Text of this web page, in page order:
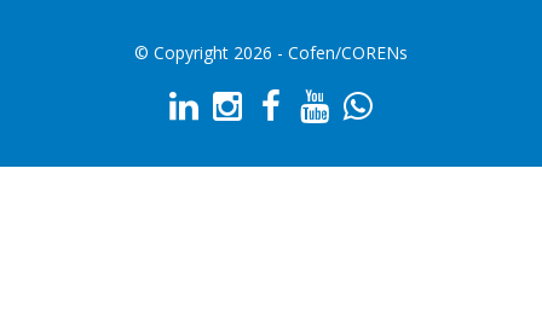
© Copyright 2026 - Cofen/CORENs